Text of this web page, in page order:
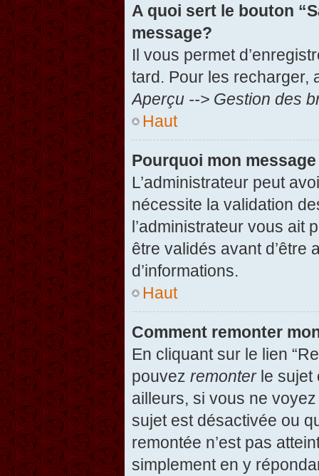
A quoi sert le bouton
message?
Il vous permet
tard. Pour les recharger,
Aperçu --> Gestion des
Haut
Pourquoi mon
L’administrateur peut
nécessite la validation
l’administrateur vous ait
être validés avant d’être
d’informations.
Haut
Comment remonter
En cliquant sur le lien
pouvez remonterle sujet
ailleurs, si vous ne
sujet est désactivée ou
remontée n’est pas
simplement en y